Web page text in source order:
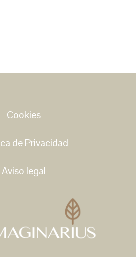
Cookies
de Privacidad
Aviso legal